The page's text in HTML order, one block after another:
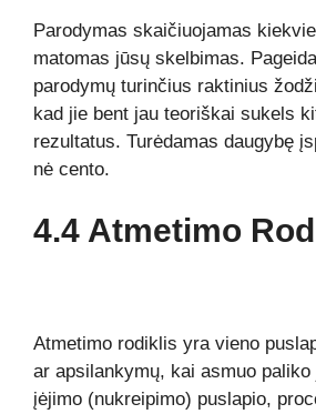
Parodymas skaičiuojamas
matomas jūsų skelbimas.
parodymų turinčius raktinius
kad jie bent jau teoriškai sukels
rezultatus. Turėdamas daugybę
nė cento.
4.4 Atmetimo
Atmetimo rodiklis yra vieno
ar apsilankymų, kai asmuo
įėjimo (nukreipimo) puslapio,